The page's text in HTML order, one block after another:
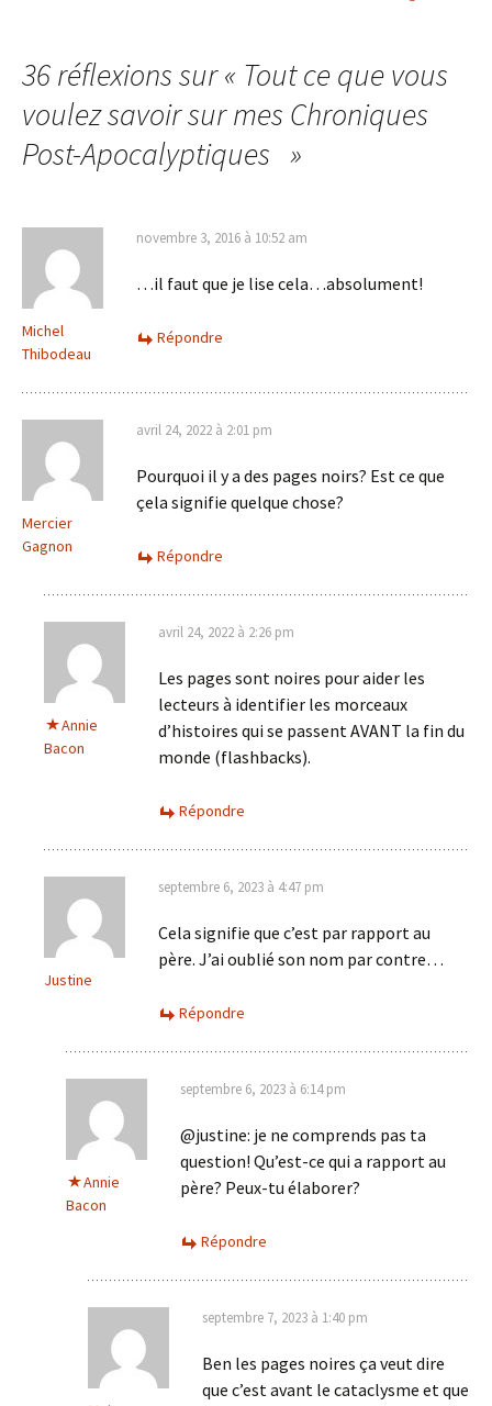
des
articles
36 réflexions sur « Tout ce que vous
voulez savoir sur mes Chroniques
Post-Apocalyptiques »
Michel
Thibodeau
novembre 3, 2016 à 10:52 am
…il faut que je lise cela…absolument!
Répondre
Mercier
Gagnon
avril 24, 2022 à 2:01 pm
Pourquoi il y a des pages noirs? Est ce que
çela signifie quelque chose?
Répondre
Annie
Bacon
avril 24, 2022 à 2:26 pm
Les pages sont noires pour aider les
lecteurs à identifier les morceaux
d’histoires qui se passent AVANT la fin du
monde (flashbacks).
Répondre
Justine
septembre 6, 2023 à 4:47 pm
Cela signifie que c’est par rapport au
père. J’ai oublié son nom par contre…
Répondre
Annie
Bacon
septembre 6, 2023 à 6:14 pm
@justine: je ne comprends pas ta
question! Qu’est-ce qui a rapport au
père? Peux-tu élaborer?
Répondre
septembre 7, 2023 à 1:40 pm
Ben les pages noires ça veut dire
que c’est avant le cataclysme et que